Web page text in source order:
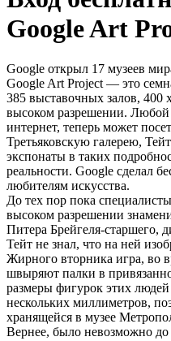
Google Art
Google открыл 17 музеев
Google Art Project — это
385 выставочных залов, 400
высоком разрешении. Любой
интернет, теперь может
Третьяковскую галерею,
экспонаты в таких
реальности. Google сделал
любителям искусства.
До тех пор пока
высоком разрешении
Питера Брейгеля-старшего,
Тейт не знал, что на ней
Жирного вторника игра, во
швыряют палки в
размеры фигурок этих
нескольких миллиметров,
хранящейся в музее
Вернее, было невозможно до